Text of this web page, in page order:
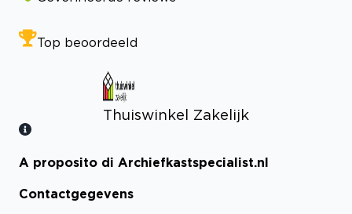
Top beoordeeld
Thuiswinkel Zakelijk
Bekijk certificaat
A proposito di Archiefkastspecialist.nl
Contactgegevens